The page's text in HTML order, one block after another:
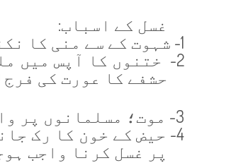
غسل کے اسباب:
1- شہوت کے سے منی کا
2-
ختنوں کا آپس میں
حشفے کا عورت کی
3-
موت؛ مسلمانوں پر
4- حیض کے خون کا رک
پر غسل کرنا واجب